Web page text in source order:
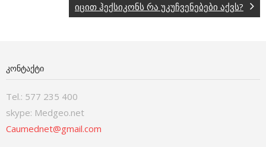
იცით ჰექსიკონს რა უკუჩვენებები აქვს?
ᲙᲝᲜᲢᲐᲥᲢᲘ
Tel.: 577 235 400
skype: Medgeo.net
Caumednet@gmail.com